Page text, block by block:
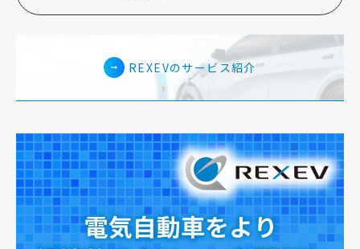
REXEVのサービス紹介